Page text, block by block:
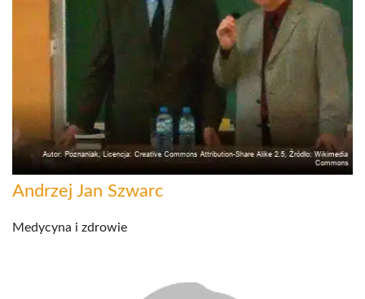
Andrzej Jan Szwarc
Medycyna i zdrowie